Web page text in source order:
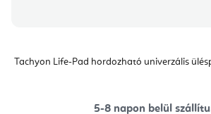
Tachyon Life-Pad hordozható univerzális
5-8 napon belül